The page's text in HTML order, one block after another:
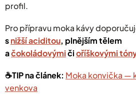
profil.
Pro přípravu moka kávy
snižší aciditou, plnějším tělem
ačokoládovýmičioříškovými
☕️TIP na článek: Moka konvička —
venkova